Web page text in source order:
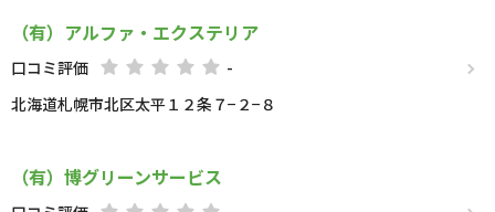
（有）アルファ・エクステリア
口コミ評価
-
北海道札幌市北区太平１２条７−２−８
（有）博グリーンサービス